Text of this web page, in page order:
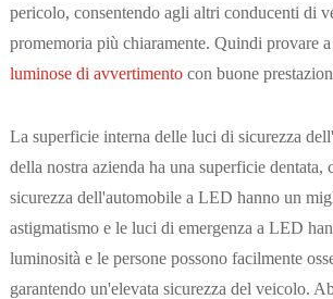
pericolo, consentendo agli altri conducenti di
promemoria più chiaramente. Quindi provare
luminose di avvertimento con buone
La superficie interna delle luci di sicurezza
della nostra azienda ha una superficie dentata,
sicurezza dell'automobile a LED hanno un
astigmatismo e le luci di emergenza a LED
luminosità e le persone possono facilmente
garantendo un'elevata sicurezza del veicolo.